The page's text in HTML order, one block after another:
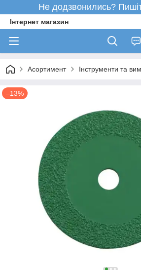
Не додзвонились?
Інтернет магазин
Асортимент Інструменти та
–13%